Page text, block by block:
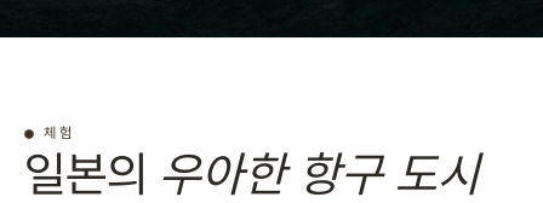
체험
일본의 우아한 항구 도시